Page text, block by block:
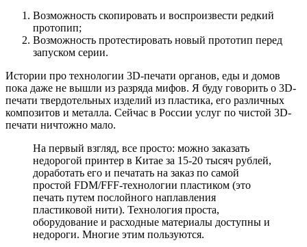
Возможность скопировать и воспроизвести редкий
протопип;
Возможность протестировать новый прототип перед
запуском серии.
Истории про технологии 3D-печати органов, еды и домов
пока даже не вышли из разряда мифов. Я буду говорить о 3D-
печати твердотельных изделий из пластика, его различных
композитов и металла. Сейчас в России услуг по чистой 3D-
печати ничтожно мало.
На первый взгляд, все просто: можно заказать
недорогой принтер в Китае за 15-20 тысяч рублей,
доработать его и печатать на заказ по самой
простой FDM/FFF-технологии пластиком (это
печать путем послойного наплавления
пластиковой нити). Технология проста,
оборудование и расходные материалы доступны и
недороги. Многие этим пользуются.